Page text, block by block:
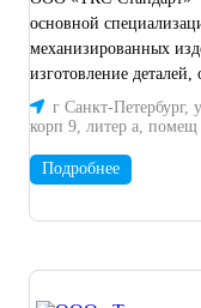
основной
механизированных
изготовление деталей,
г Санкт-Петербург,
корп 9, литер а, помещ
Подробнее